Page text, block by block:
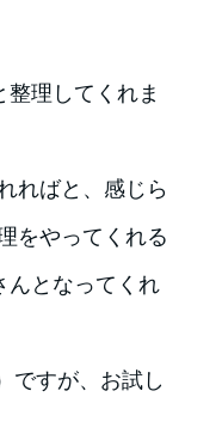
理してくれま
ればと、感じら
をやってくれる
んとなってくれ
ですが、お試し